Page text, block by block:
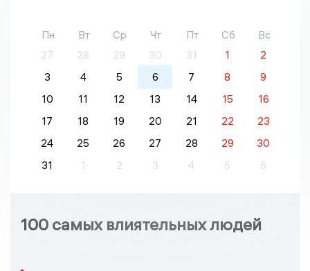
Пн Вт Ср Чт Пт Сб
Вс
27
28 29 30 31 1
2
3
4 5 6 7 8
9
10
11 12 13 14 15
16
17
18 19 20 21 22
23
24
25 26 27 28 29
30
31
1 2 3 4 5 6
100 самых влиятельных людей